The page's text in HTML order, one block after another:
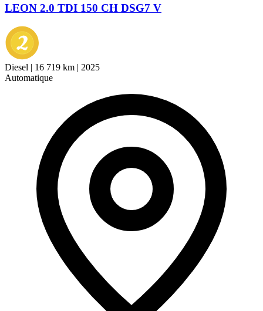
LEON 2.0 TDI 150 CH DSG7 V
Diesel | 16 719 km | 2025
Automatique